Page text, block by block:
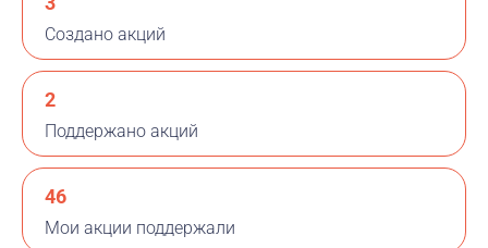
Создано акций
2
Поддержано акций
46
Мои акции поддержали